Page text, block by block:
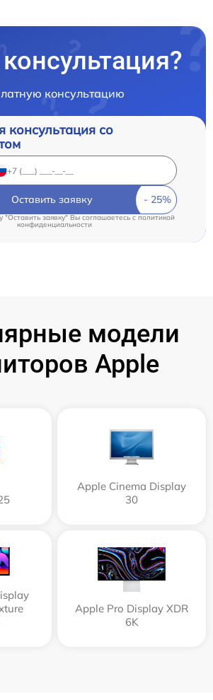
консультацию
консультация со
Оставить заявку
"Оставить заявку" Вы соглашаетесь cполитикой
конфиденциальности
модели
Apple
Apple Cinema Display
30
Apple Pro Display XDR
6K